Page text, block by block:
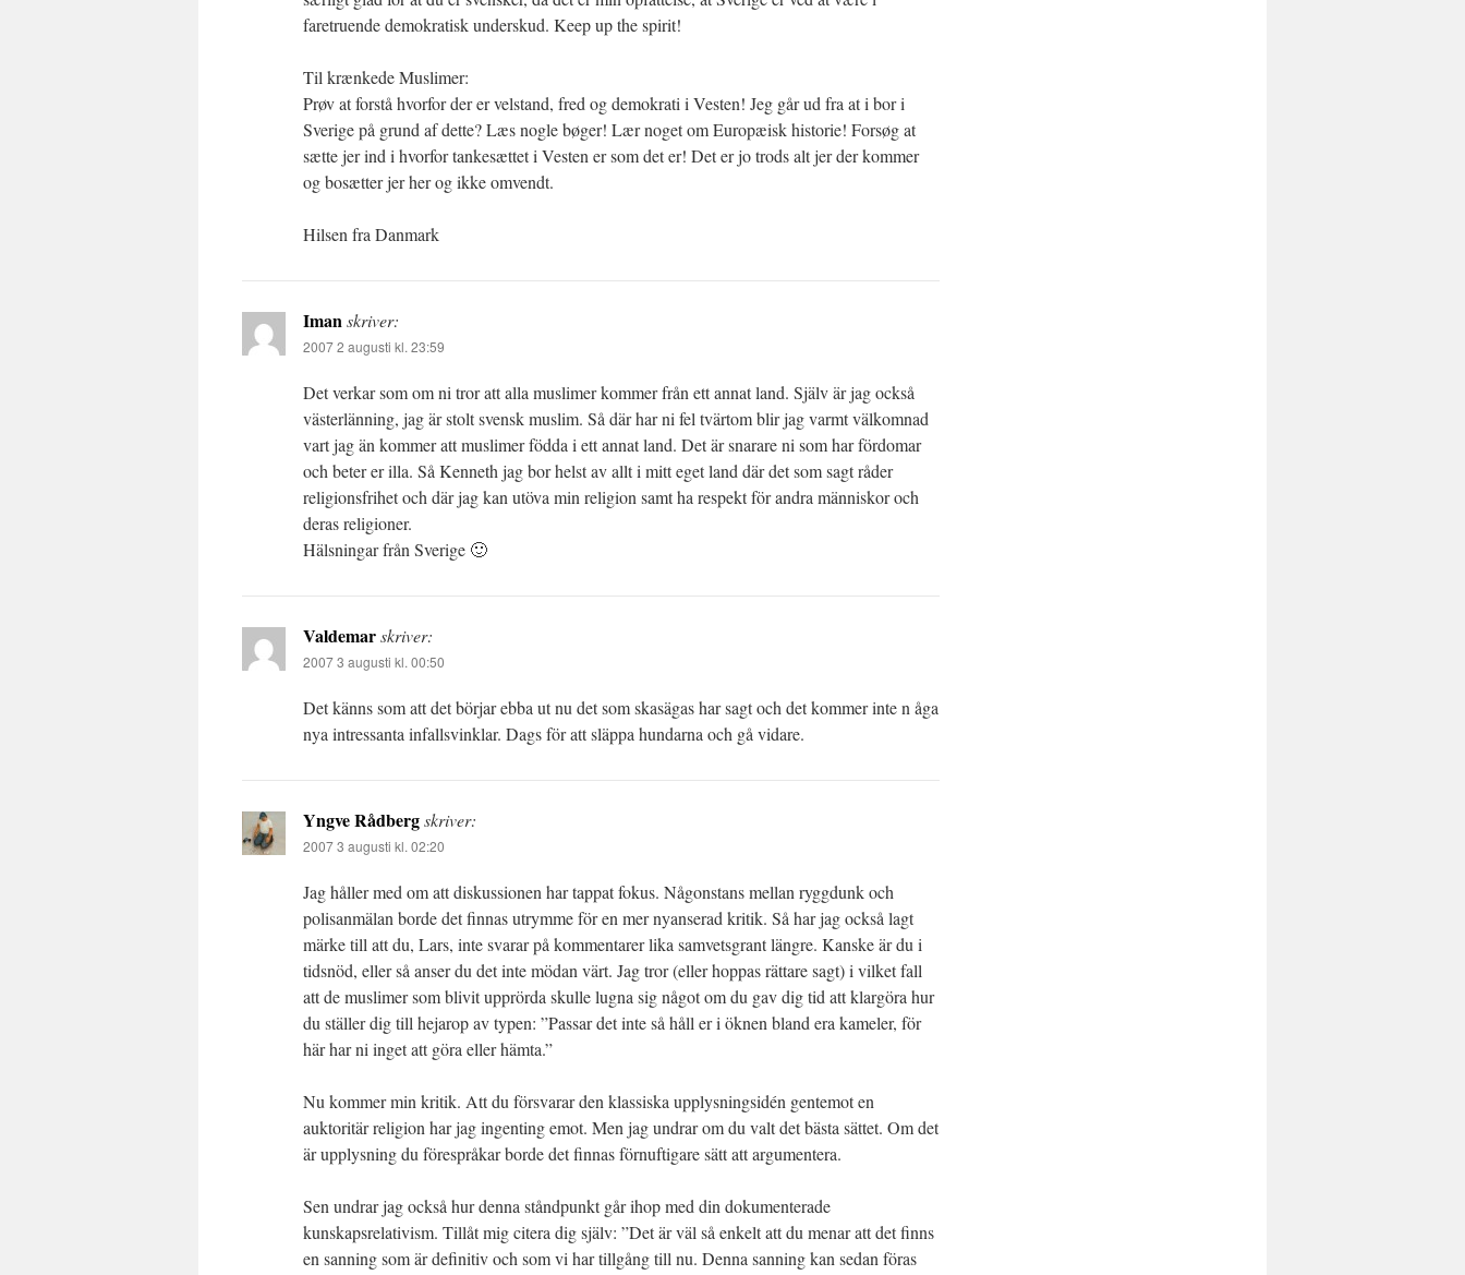
faretruende demokratisk underskud. Keep up the spirit!
Til krænkede Muslimer:
Prøv at forstå hvorfor der er velstand, fred og demokrati i Vesten! Jeg går ud fra at i bor i
Sverige på grund af dette? Læs nogle bøger! Lær noget om Europæisk historie! Forsøg at
sætte jer ind i hvorfor tankesættet i Vesten er som det er! Det er jo trods alt jer der kommer
og bosætter jer her og ikke omvendt.
Hilsen fra Danmark
Imanskriver:
2007 2 augusti kl. 23:59
Det verkar som om ni tror att alla muslimer kommer från ett annat land. Själv är jag också
västerlänning, jag är stolt svensk muslim. Så där har ni fel tvärtom blir jag varmt välkomnad
vart jag än kommer att muslimer födda i ett annat land. Det är snarare ni som har fördomar
och beter er illa. Så Kenneth jag bor helst av allt i mitt eget land där det som sagt råder
religionsfrihet och där jag kan utöva min religion samt ha respekt för andra människor och
deras religioner.
Hälsningar från Sverige 🙂
Valdemarskriver:
2007 3 augusti kl. 00:50
Det känns som att det börjar ebba ut nu det som skasägas har sagt och det kommer inte n åga
nya intressanta infallsvinklar. Dags för att släppa hundarna och gå vidare.
Yngve Rådbergskriver:
2007 3 augusti kl. 02:20
Jag håller med om att diskussionen har tappat fokus. Någonstans mellan ryggdunk och
polisanmälan borde det finnas utrymme för en mer nyanserad kritik. Så har jag också lagt
märke till att du, Lars, inte svarar på kommentarer lika samvetsgrant längre. Kanske är du i
tidsnöd, eller så anser du det inte mödan värt. Jag tror (eller hoppas rättare sagt) i vilket fall
att de muslimer som blivit upprörda skulle lugna sig något om du gav dig tid att klargöra hur
du ställer dig till hejarop av typen: ”Passar det inte så håll er i öknen bland era kameler, för
här har ni inget att göra eller hämta.”
Nu kommer min kritik. Att du försvarar den klassiska upplysningsidén gentemot en
auktoritär religion har jag ingenting emot. Men jag undrar om du valt det bästa sättet. Om det
är upplysning du förespråkar borde det finnas förnuftigare sätt att argumentera.
Sen undrar jag också hur denna ståndpunkt går ihop med din dokumenterade
kunskapsrelativism. Tillåt mig citera dig själv: ”Det är väl så enkelt att du menar att det finns
en sanning som är definitiv och som vi har tillgång till nu. Denna sanning kan sedan föras